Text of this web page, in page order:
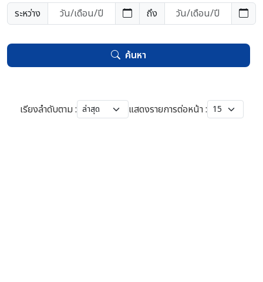
ระหว่าง
ถึง
ค้นหา
เรียงลำดับตาม : แสดงรายการต่อหน้า :